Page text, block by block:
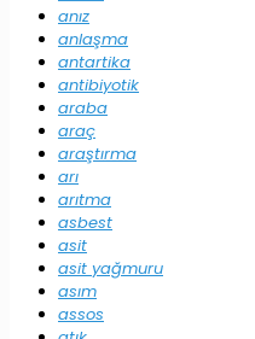
anız
anlaşma
antartika
antibiyotik
araba
araç
araştırma
arı
arıtma
asbest
asit
asit yağmuru
asım
assos